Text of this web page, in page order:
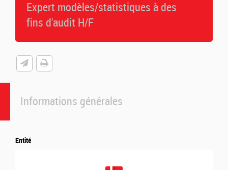
Expert modèles/statistiques à des
fins d'audit H/F
Informations générales
Entité